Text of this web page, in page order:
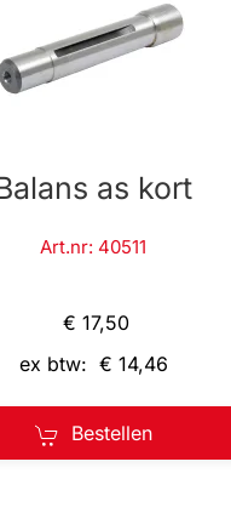
as kort
Art.nr: 40511
€ 17,50
ex btw: € 14,46
Bestellen